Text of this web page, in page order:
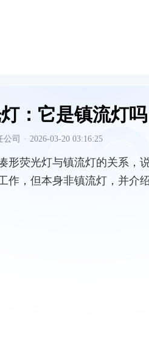
：它是镇流灯吗
司 · 2026-03-20 03:16:25
形荧光灯与镇流灯的关系，
作，但本身非镇流灯，并介